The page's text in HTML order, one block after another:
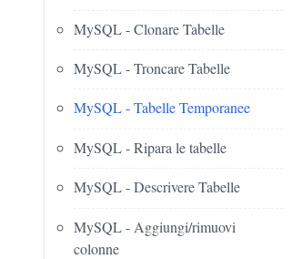
MySQL - Clonare Tabelle
MySQL - Troncare Tabelle
MySQL - Tabelle Temporanee
MySQL - Ripara le tabelle
MySQL - Descrivere Tabelle
MySQL - Aggiungi/rimuovi
colonne